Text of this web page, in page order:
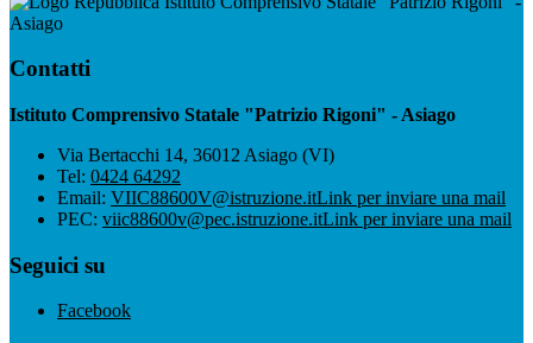
Asiago
Contatti
Istituto Comprensivo Statale "Patrizio Rigoni" - Asiago
Via Bertacchi 14, 36012 Asiago (VI)
Tel: 0424 64292
Email: VIIC88600V@istruzione.itLink per inviare una mail
PEC: viic88600v@pec.istruzione.itLink per inviare una mail
Seguici su
Facebook